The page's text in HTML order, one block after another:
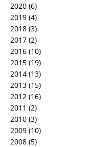
2020 (6)
2019 (4)
2018 (3)
2017 (2)
2016 (10)
2015 (19)
2014 (13)
2013 (15)
2012 (16)
2011 (2)
2010 (3)
2009 (10)
2008 (5)